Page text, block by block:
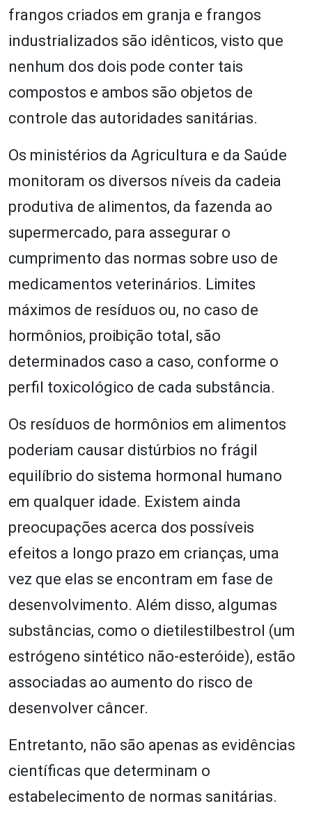
frangos criados em granja e frangos
industrializados são idênticos, visto que
nenhum dos dois pode conter tais
compostos e ambos são objetos de
controle das autoridades sanitárias.
Os ministérios da Agricultura e da Saúde
monitoram os diversos níveis da cadeia
produtiva de alimentos, da fazenda ao
supermercado, para assegurar o
cumprimento das normas sobre uso de
medicamentos veterinários. Limites
máximos de resíduos ou, no caso de
hormônios, proibição total, são
determinados caso a caso, conforme o
perfil toxicológico de cada substância.
Os resíduos de hormônios em alimentos
poderiam causar distúrbios no frágil
equilíbrio do sistema hormonal humano
em qualquer idade. Existem ainda
preocupações acerca dos possíveis
efeitos a longo prazo em crianças, uma
vez que elas se encontram em fase de
desenvolvimento. Além disso, algumas
substâncias, como o dietilestilbestrol (um
estrógeno sintético não-esteróide), estão
associadas ao aumento do risco de
desenvolver câncer.
Entretanto, não são apenas as evidências
científicas que determinam o
estabelecimento de normas sanitárias.